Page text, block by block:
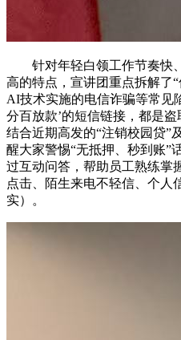
针对年轻白领工作节奏快
高的特点，宣讲团重点拆解了
AI技术实施的电信诈骗等常见
分百放款’的短信链接，都是
结合近期高发的“注销校园贷”
醒大家警惕“无抵押、秒到账”
过互动问答，帮助员工熟练掌
点击、陌生来电不轻信、个人
实）。